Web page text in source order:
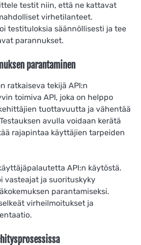
testit niin, että ne kattavat
virhetilanteet.
testituloksia säännöllisesti ja tee
parannukset.
parantaminen
ratkaiseva tekijä API:n
toimiva API, joka on helppo
tuottavuutta ja vähentää
avulla voidaan kerätä
rajapintaa käyttäjien tarpeiden
API:n käytöstä.
vasteajat ja suorituskyky
parantamiseksi.
virheilmoitukset ja